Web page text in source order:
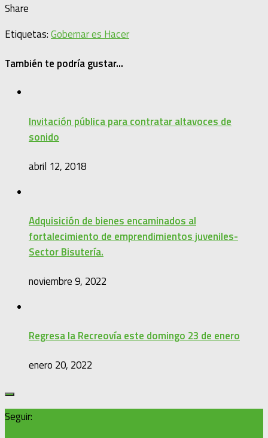
Share
Etiquetas:Gobernar es Hacer
También te podría gustar...
Invitación pública para contratar altavoces de
sonido
abril 12, 2018
Adquisición de bienes encaminados al
fortalecimiento de emprendimientos juveniles-
Sector Bisutería.
noviembre 9, 2022
Regresa la Recreovía este domingo 23 de enero
enero 20, 2022
Seguir: